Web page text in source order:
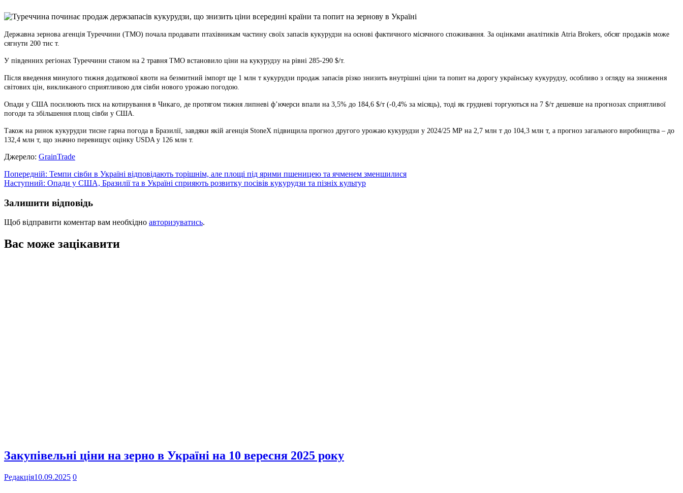
Link
Print
Державна зернова агенція Туреччини (ТМО) почала продавати птахівникам частину своїх запасів кукурудзи на основі фактичного місячного споживання. За оцінками аналітиків Atria Brokers, обсяг продажів може
сягнути 200 тис т.
У південних регіонах Туреччини станом на 2 травня ТМО встановило ціни на кукурудзу на рівні 285-290 $/т.
Після введення минулого тижня додаткової квоти на безмитний імпорт ще 1 млн т кукурудзи продаж запасів різко знизить внутрішні ціни та попит на дорогу українську кукурудзу, особливо з огляду на зниження
світових цін, викликаного сприятливою для сівби нового урожаю погодою.
Опади у США посилюють тиск на котирування в Чикаго, де протягом тижня липневі ф’ючерси впали на 3,5% до 184,6 $/т (-0,4% за місяць), тоді як грудневі торгуються на 7 $/т дешевше на прогнозах сприятливої
погоди та збільшення площ сівби у США.
Також на ринок кукурудзи тисне гарна погода в Бразилії, завдяки якій агенція StoneX підвищила прогноз другого урожаю кукурудзи у 2024/25 МР на 2,7 млн т до 104,3 млн т, а прогноз загального виробництва – до
132,4 млн т, що значно перевищує оцінку USDA у 126 млн т.
Джерело: GrainTrade
Навігація
записів
Попередній: Темпи сівби в Україні відповідають торішнім, але площі під ярими пшеницею та ячменем зменшилися
Наступний: Опади у США, Бразилії та в Україні сприяють розвитку посівів кукурудзи та пізніх культур
Залишити відповідь
Щоб відправити коментар вам необхідно авторизуватись.
Вас може зацікавити
Закупівельні ціни на зерно в Україні на 10 вересня 2025 року
Редакція10.09.2025 0